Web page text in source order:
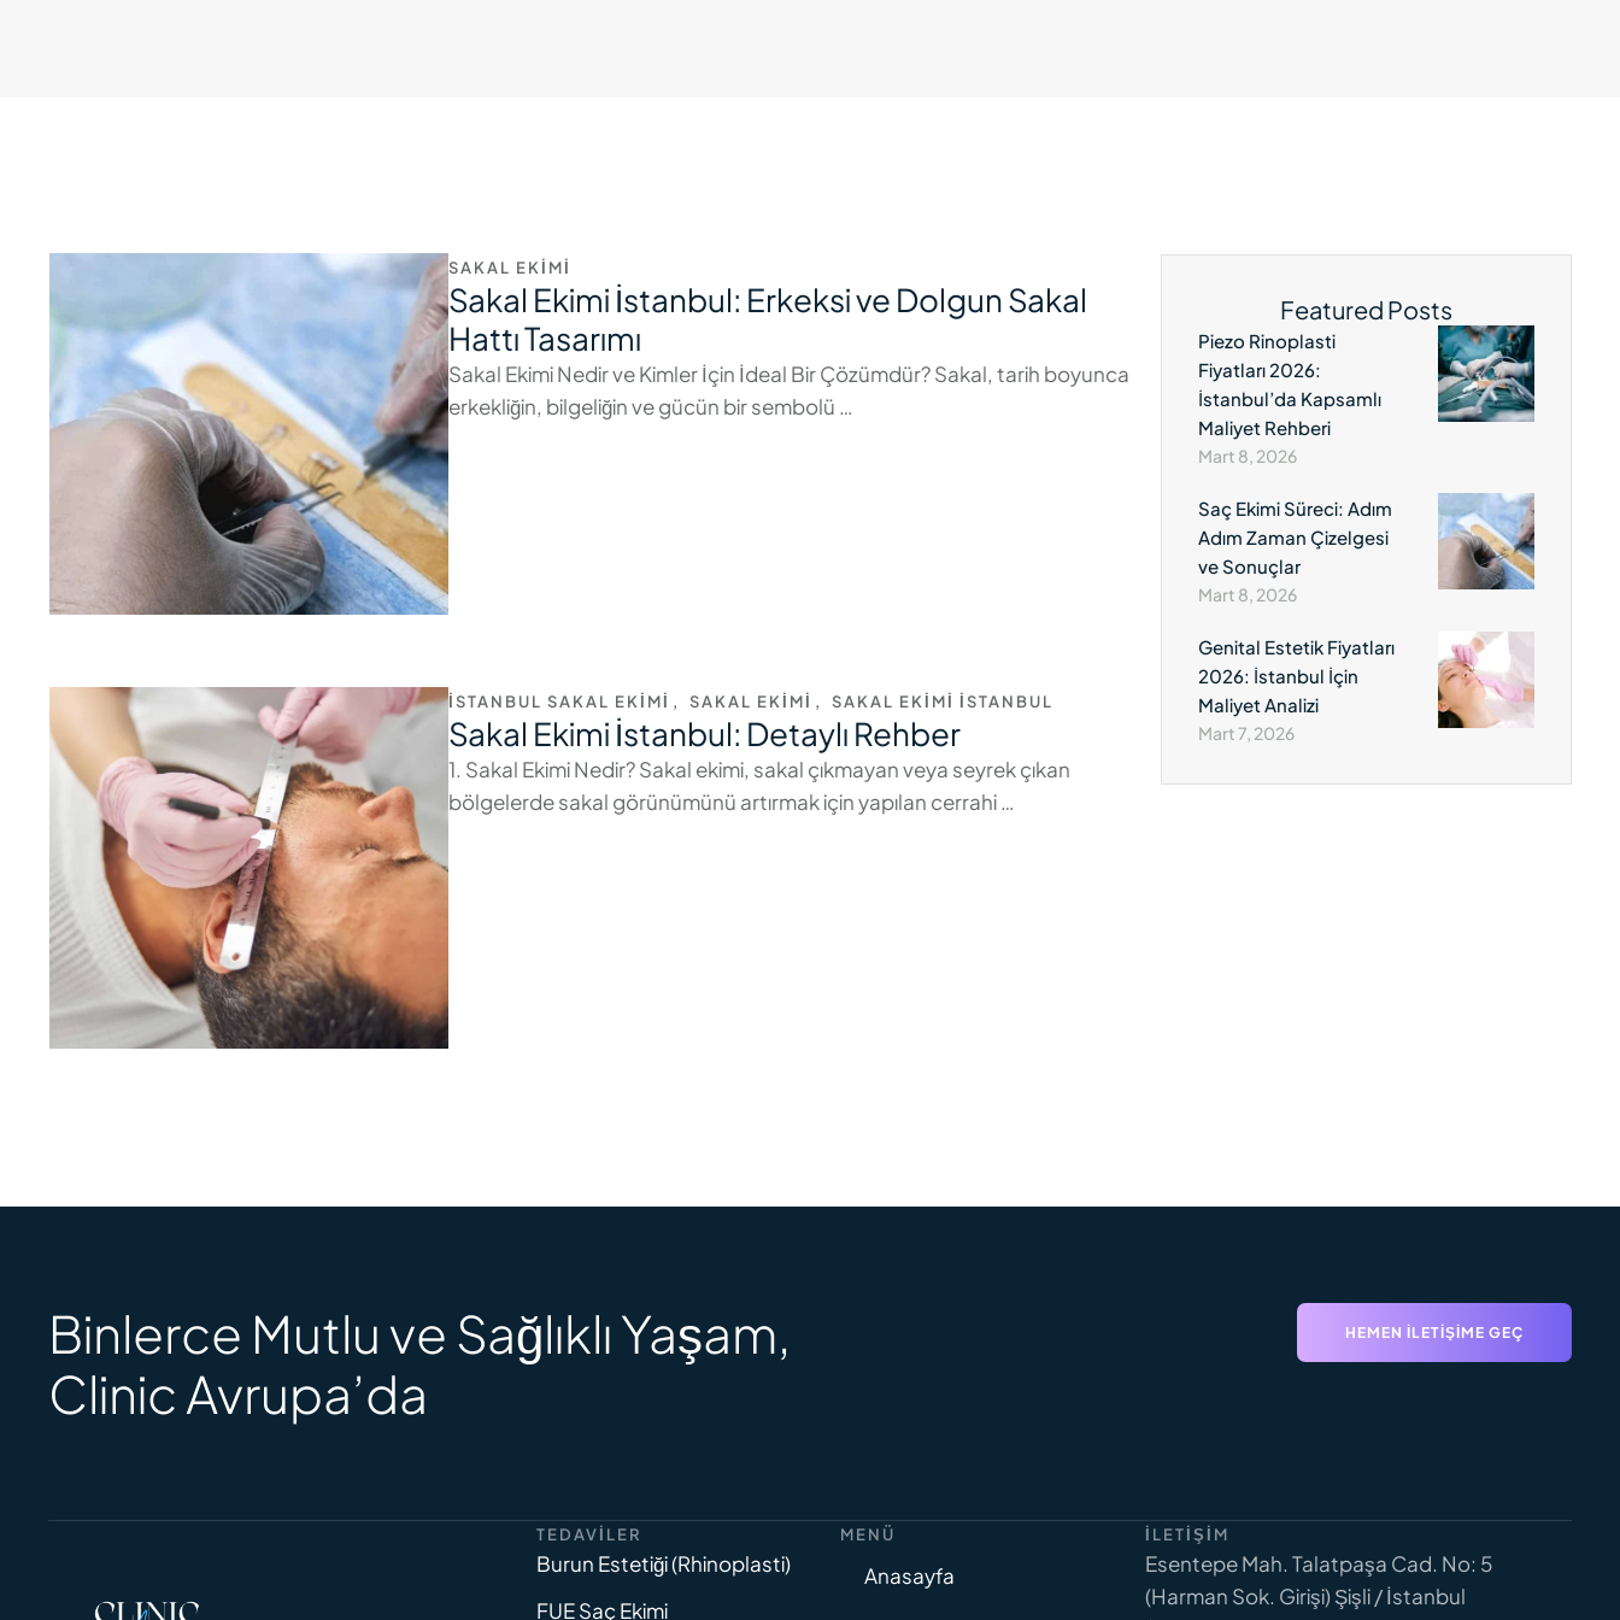
SAKAL EKIMI
Sakal Ekimi İstanbul: Erkeksi ve Dolgun Sakal
Hattı Tasarımı
Sakal Ekimi Nedir ve Kimler İçin İdeal Bir Çözümdür? Sakal, tarih boyunca
erkekliğin, bilgeliğin ve gücün bir sembolü …
İSTANBUL SAKAL EKIMI , SAKAL EKIMI , SAKAL EKIMI İSTANBUL
Sakal Ekimi İstanbul: Detaylı Rehber
1. Sakal Ekimi Nedir? Sakal ekimi, sakal çıkmayan veya seyrek çıkan
bölgelerde sakal görünümünü artırmak için yapılan cerrahi …
Featured Posts
Piezo Rinoplasti
Fiyatları 2026:
İstanbul’da Kapsamlı
Maliyet Rehberi
Mart 8, 2026
Saç Ekimi Süreci: Adım
Adım Zaman Çizelgesi
ve Sonuçlar
Mart 8, 2026
Genital Estetik Fiyatları
2026: İstanbul İçin
Maliyet Analizi
Mart 7, 2026
Binlerce Mutlu ve Sağlıklı Yaşam,
Clinic Avrupa’da
HEMEN İLETIŞIME GEÇ
TEDAVILER
Burun Estetiği (Rhinoplasti)
FUE Saç Ekimi
MENÜ
Anasayfa
İLETIŞIM
Esentepe Mah. Talatpaşa Cad. No: 5
(Harman Sok. Girişi) Şişli / İstanbul